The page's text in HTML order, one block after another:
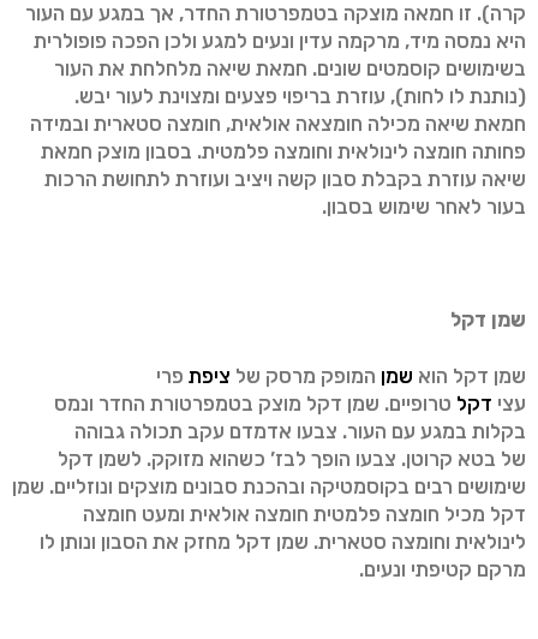
קרה). זו חמאה מוצקה בטמפרטורת החדר, אך במגע עם העור
היא נמסה מיד, מרקמה עדין ונעים למגע ולכן הפכה פופולרית
בשימושים קוסמטים שונים. חמאת שיאה מלחלחת את העור
(נותנת לו לחות), עוזרת בריפוי פצעים ומצוינת לעור יבש.
חמאת שיאה מכילה חומצאה אולאית, חומצה סטארית ובמידה
פחותה חומצה לינולאית וחומצה פלמטית. בסבון מוצק חמאת
שיאה עוזרת בקבלת סבון קשה ויציב ועוזרת לתחושת הרכות
בעור לאחר שימוש בסבון.
שמן דקל
שמן דקל הוא שמן המופק מרסק של ציפת פרי
עצי דקל טרופיים. שמן דקל מוצק בטמפרטורת החדר ונמס
בקלות במגע עם העור. צבעו אדמדם עקב תכולה גבוהה
של בטא קרוטן. צבעו הופך לבז’ כשהוא מזוקק. לשמן דקל
שימושים רבים בקוסמטיקה ובהכנת סבונים מוצקים ונוזליים. שמן
דקל מכיל חומצה פלמטית חומצה אולאית ומעט חומצה
לינולאית וחומצה סטארית. שמן דקל מחזק את הסבון ונותן לו
מרקם קטיפתי ונעים.